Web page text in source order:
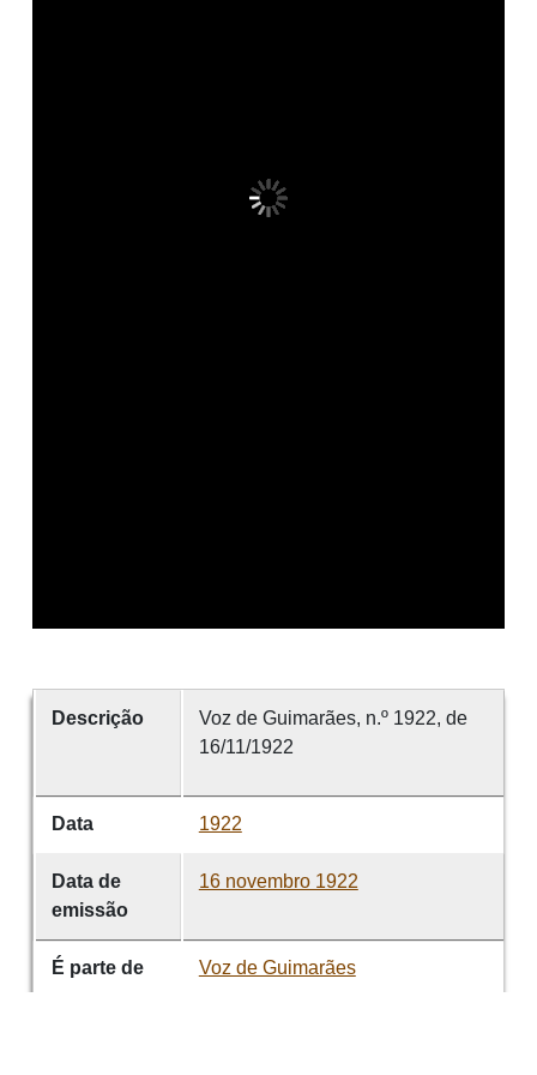
Descrição
Voz de Guimarães, n.º 1922, de
16/11/1922
Data 1922
Data de
emissão
16 novembro 1922
É parte de Voz de Guimarães